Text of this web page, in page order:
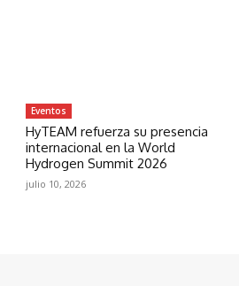
Eventos
HyTEAM refuerza su presencia
internacional en la World
Hydrogen Summit 2026
julio 10, 2026